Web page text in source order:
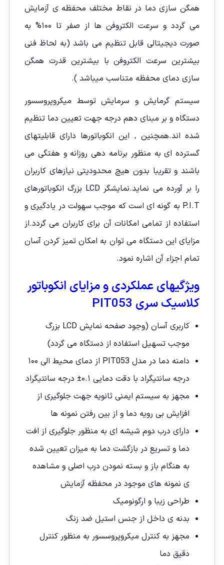
همگن سازی دما در نقاط مختلف محفظه ی آزمایش
می گردد و سرعت الکتروفن ها از صفر تا ۱۰۰% به
صورت دیجیتالی قابل تنظیم می باشد (به لحاظ فنی
بیشترین سرعت الکتروفن با بیشترین قدرت همگن
سازی دمای محفظه متناسب میباشد ).
سیستم گرمایش و سرمایش توسط میکروپروسسور
دستگاه و بر مبنای دهم درجه جهت تعیین دما تنظیم
شده اند.همچنین ‚ این انکوباتورها دارای قابلیتهای
گسترده ای به منظور برنامه دهی روزانه و هفتگی می
باشند و تقریبا بدون هیچ محدودیتی نیازهای کاربران
را بر آورده می نماید.نمایشگر LCD بزرگ انکوباتورهای
P.I.T به گونه ای است که موجب سهولت در یادگیری و
استفاده از تمامی امکانات آن برای کاربران می گردد.از
مزایای این دستگاه می توان به امکان تمیز کردن آسان
تمام اجزاء آن اشاره نمود.
ویژگیهای عملکردی و مزایای انکوباتور
کلاسیک سری PIT053
کاربری آسان (وجود صفحه نمایش LCD بزرگ
موجب تسهیل استفاده از دستگاه می گردد)
دامنه دما در مدل PIT053 از دمای محیط الی ۱۰۰
درجه سانتیگراد با دقت دمایی ۰.۱± درجه سانتیگراد
مجهز به سیستم ایمنی ثانویه جهت جلوگیری از
افزایش بی رویه دما و از بین رفتن نمونه ها
دارای درب دوم شیشه ای به منظور جلوگیری از افت
دما و تسریع در بازگشت دما به میزان تعیین شده
به هنگام باز و بسته نمودن درب اصلی و مشاهده
ی نمونه های موجود در محفظه آزمایش
طراحی زیبا و ارگونومیک
بدنه ی داخل از جنس استیل ضد زنگ
مجهز به کنترل میکروپروسسور به منظور کنترل
دقیق دما